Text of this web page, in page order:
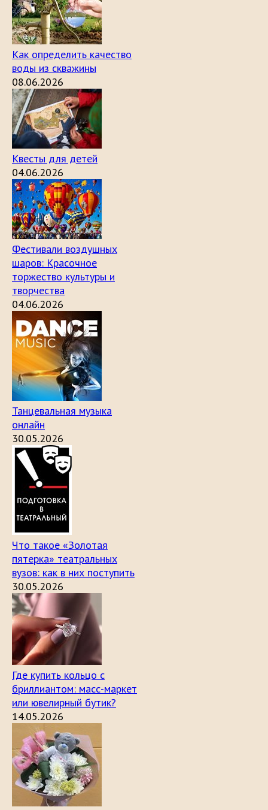
Как определить качество
воды из скважины
08.06.2026
Квесты для детей
04.06.2026
Фестивали воздушных
шаров: Красочное
торжество культуры и
творчества
04.06.2026
Танцевальная музыка
онлайн
30.05.2026
Что такое «Золотая
пятерка» театральных
вузов: как в них поступить
30.05.2026
Где купить кольцо с
бриллиантом: масс-маркет
или ювелирный бутик?
14.05.2026